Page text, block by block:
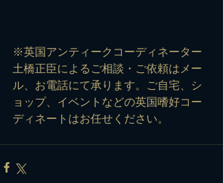
※英国アンティークコーディネーター
土橋正臣によるご相談・ご依頼は メー
ル 、お電話にて承ります。ご自宅、シ
ョップ、イベントなどの英国嗜好コー
ディネートはお任せください。